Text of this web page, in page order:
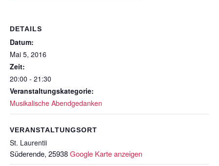
DETAILS
Datum:
Mai 5, 2016
Zeit:
20:00 - 21:30
Veranstaltungskategorie:
Musikalische Abendgedanken
VERANSTALTUNGSORT
St. Laurentii
Süderende, 25938Google Karte anzeigen